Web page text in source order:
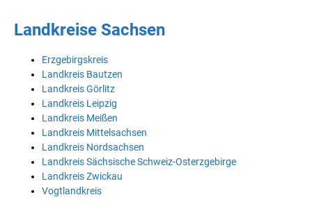
Landkreise Sachsen
Erzgebirgskreis
Landkreis Bautzen
Landkreis Görlitz
Landkreis Leipzig
Landkreis Meißen
Landkreis Mittelsachsen
Landkreis Nordsachsen
Landkreis Sächsische Schweiz-Osterzgebirge
Landkreis Zwickau
Vogtlandkreis